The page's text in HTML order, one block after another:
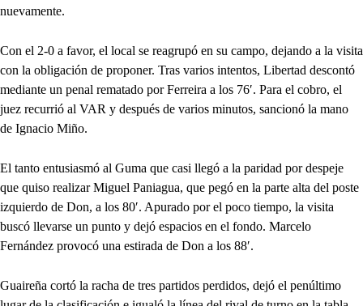
nuevamente.
Con el 2-0 a favor, el local se reagrupó en su campo, dejando a la visita
con la obligación de proponer. Tras varios intentos, Libertad descontó
mediante un penal rematado por Ferreira a los 76′. Para el cobro, el
juez recurrió al VAR y después de varios minutos, sancionó la mano
de Ignacio Miño.
El tanto entusiasmó al Guma que casi llegó a la paridad por despeje
que quiso realizar Miguel Paniagua, que pegó en la parte alta del poste
izquierdo de Don, a los 80′. Apurado por el poco tiempo, la visita
buscó llevarse un punto y dejó espacios en el fondo. Marcelo
Fernández provocó una estirada de Don a los 88′.
Guaireña cortó la racha de tres partidos perdidos, dejó el penúltimo